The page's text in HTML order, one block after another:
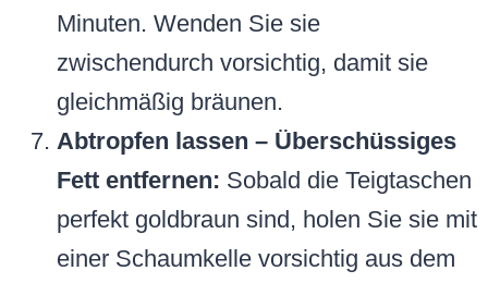
Minuten. Wenden Sie sie
zwischendurch vorsichtig, damit sie
gleichmäßig bräunen.
Abtropfen lassen – Überschüssiges
Fett entfernen: Sobald die Teigtaschen
perfekt goldbraun sind, holen Sie sie mit
einer Schaumkelle vorsichtig aus dem